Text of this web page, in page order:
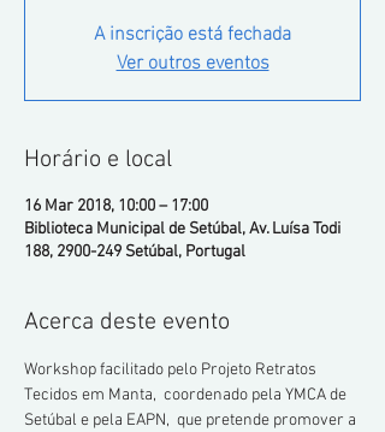
A inscrição está fechada
Ver outros eventos
Horário e local
16 Mar 2018, 10:00 – 17:00
Biblioteca Municipal de Setúbal, Av. Luísa Todi
188, 2900-249 Setúbal, Portugal
Acerca deste evento
Workshop facilitado pelo Projeto Retratos
Tecidos em Manta,  coordenado pela YMCA de
Setúbal e pela EAPN,  que pretende promover a